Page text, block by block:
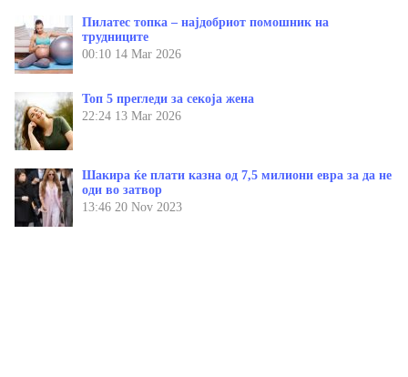
Пилатес топка – најдобриот помошник на
трудниците
00:10 14 Mar 2026
Топ 5 прегледи за секоја жена
22:24 13 Mar 2026
Шакира ќе плати казна од 7,5 милиони евра за да не
оди во затвор
13:46 20 Nov 2023